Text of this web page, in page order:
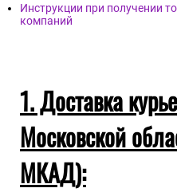
Инструкции при получении
компаний
1. Доставка
Московской
МКАД):